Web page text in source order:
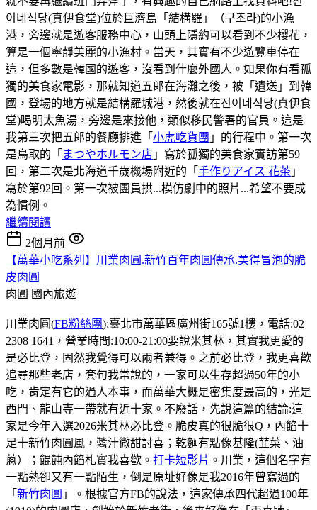
이네식당(真伊食堂)位於巨濟島「結構羅」（구조라)的小漁
港，旁邊就是遊客服務中心，山頭上隱約可以看到不少櫻花，
算是一個寧靜美麗的小漁村。當天，其實有不少遊覽車停在
這，但多數是韓國的遊客，沒看到什麼外國人。如果你有看孤
獨的美食家電影，那就知道五郎在海灘之後，被「遺送」到韓
國，登場的地方就是結構羅城港，然後就在진이네식당(真伊食
堂)喝明太魚湯，旁邊是來接他，類似移民警署的官員。這是
我第三次把五郎的餐廳排進「 小虎吃貨團 」的行程中。第一次
是鳥取的「 まつやホルモン店 」寫於孤獨的美食家實訪第59
回，第二次是北海道千歲機場附近的「 手作りアイス 花茶 」
寫於第92回。第一次被團員拱...模仿劇中的照片...希望不要成
為慣例。
繼續閱讀
2個月前
【萬華小吃系列】川業肉圓.新竹百年肉圓傳承.美得冒泡的脆
皮肉圓
肉圓 國內旅遊
川業肉圓(FB粉絲團):臺北市萬華區廣州街165號1樓，電話:02
2308 1641，營業時間:10:00-21:00要說米其林，其實我更愛的
是必比登，固然我覺得可以兩者兼得。之前必比登，我更喜歡
追尋那些老店，套句我常說的，一家可以生存超過50年的小
吃，肯定有它的過人本事，而萬華大概是密集度最高的，光是
西門、龍山寺一帶就有近十家。不廢話，先說這篇的結論:這
家是今年入選2026米其林必比登。脆皮真的很脆很Q，內餡十
足十新竹肉圓風，醬汁微甜討喜；乾麵有點像基隆(韮菜、油
蔥）；餛飩內餡札實我喜歡。 打卡短影片 。川業，這個名字有
一點熟卻又有一點陌生，倒是原址好像是我2016年曾寫過的
「 新竹肉圓 」。根據官方FB的說法，這家傳承四代超過100年